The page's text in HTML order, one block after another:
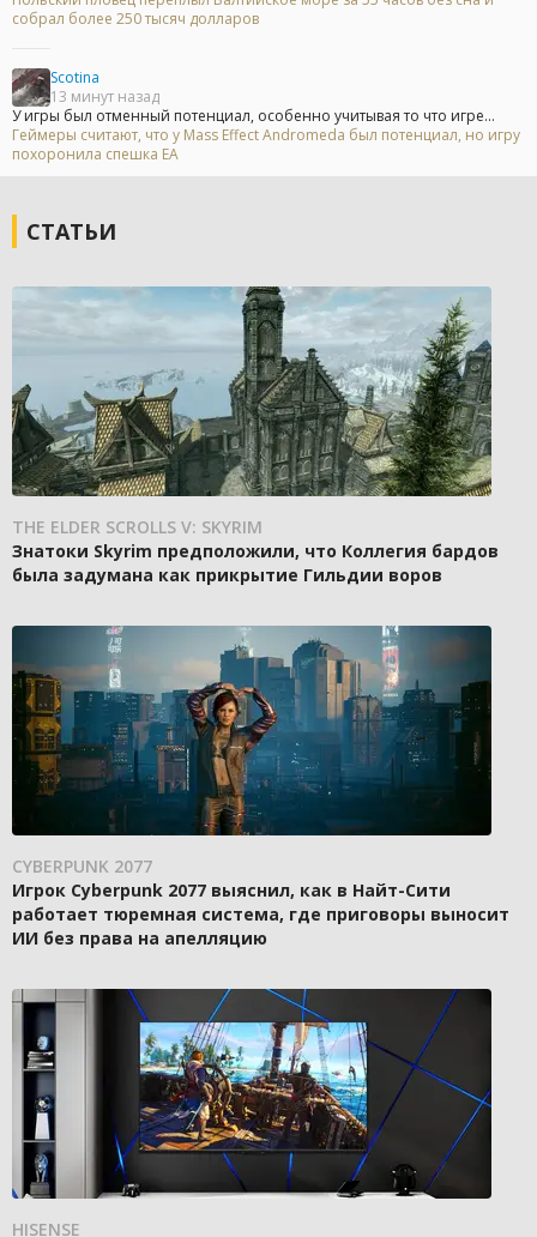
собрал более 250 тысяч долларов
Scotina
13 минут назад
У игры был отменный потенциал, особенно учитывая то что игре...
Геймеры считают, что у Mass Effect Andromeda был потенциал, но игру
похоронила спешка EA
СТАТЬИ
THE ELDER SCROLLS V: SKYRIM
Знатоки Skyrim предположили, что Коллегия бардов
была задумана как прикрытие Гильдии воров
CYBERPUNK 2077
Игрок Cyberpunk 2077 выяснил, как в Найт-Сити
работает тюремная система, где приговоры выносит
ИИ без права на апелляцию
HISENSE